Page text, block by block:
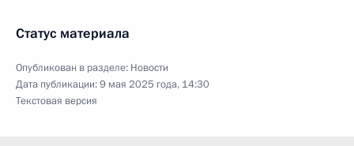
Статус материала
Опубликован в разделе: Новости
Дата публикации:9 мая 2025 года, 14:30
Текстовая версия